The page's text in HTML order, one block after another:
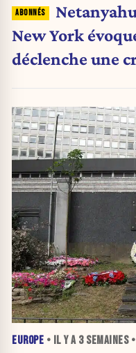
New York
déclenche une
EUROPE • IL Y A 3 SEMAINES•